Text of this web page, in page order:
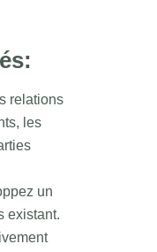
relations
les
un
existant.